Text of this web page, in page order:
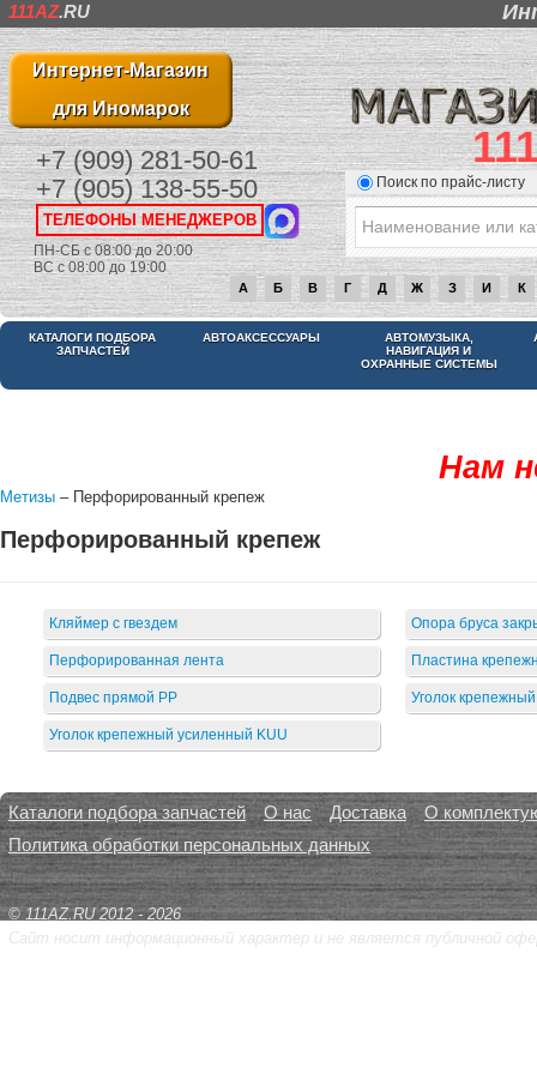
111AZ.RU
Интернет-Магазин
для Иномарок
+7 (909) 281-50-61
+7 (905) 138-55-50
ТЕЛЕФОНЫ МЕНЕДЖЕРОВ
ПН-СБ с 08:00 до 20:00
ВС с 08:00 до 19:00
Поиск по прайс-листу
А Б В Г Д Ж З И К
КАТАЛОГИ ПОДБОРА
ЗАПЧАСТЕЙ
АВТОАКСЕССУАРЫ
АВТОМУЗЫКА,
НАВИГАЦИЯ И
ОХРАННЫЕ СИСТЕМЫ
Нам
Метизы – Перфорированный крепеж
Перфорированный крепеж
Кляймер с гвездем Опора бруса
Перфорированная лента Пластина
Подвес прямой PP Уголок
Уголок крепежный усиленный KUU
Каталоги подбора запчастей О нас Доставка
О
Политика обработки персональных данных
© 111AZ.RU 2012 - 2026
Сайт носит информационный характер и не является публичной